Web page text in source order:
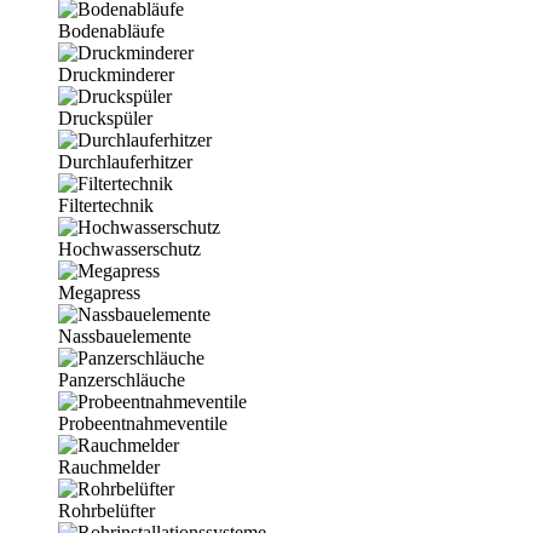
Bodenabläufe
Druckminderer
Druckspüler
Durchlauferhitzer
Filtertechnik
Hochwasserschutz
Megapress
Nassbauelemente
Panzerschläuche
Probeentnahmeventile
Rauchmelder
Rohrbelüfter